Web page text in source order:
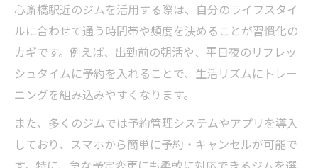
心斎橋駅近のジムを活用する際は、自分のライフスタイ
ルに合わせて通う時間帯や頻度を決めることが習慣化の
カギです。例えば、出勤前の朝活や、平日夜のリフレッ
シュタイムに予約を入れることで、生活リズムにトレー
ニングを組み込みやすくなります。
また、多くのジムでは予約管理システムやアプリを導入
しており、スマホから簡単に予約・キャンセルが可能で